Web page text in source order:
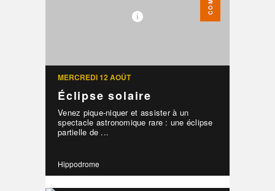
MERCREDI 12 AOÛT
Éclipse solaire
Venez pique-niquer et assister à un
spectacle astronomique rare : une éclipse
partielle de ...
Hippodrome